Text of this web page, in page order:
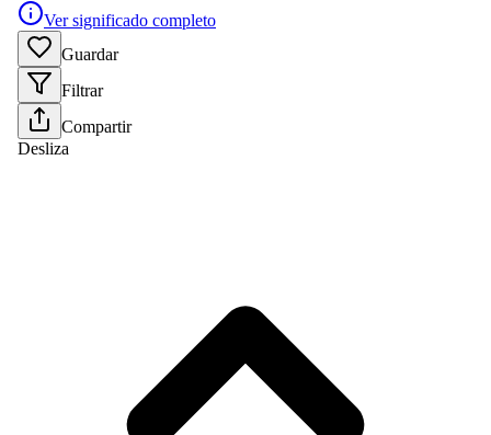
Ver significado completo
Guardar
Filtrar
Compartir
Desliza